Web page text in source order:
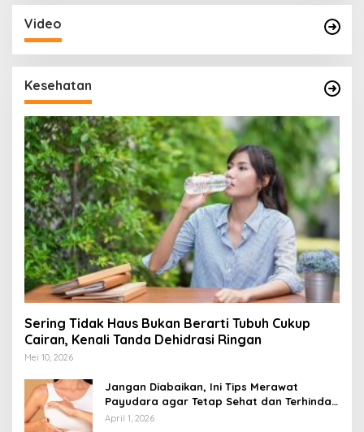
Video
Kesehatan
Sering Tidak Haus Bukan Berarti Tubuh Cukup
Cairan, Kenali Tanda Dehidrasi Ringan
Mei 10, 2026
Jangan Diabaikan, Ini Tips Merawat
Payudara agar Tetap Sehat dan Terhindar
dari Risiko Penyakit
April 1, 2026